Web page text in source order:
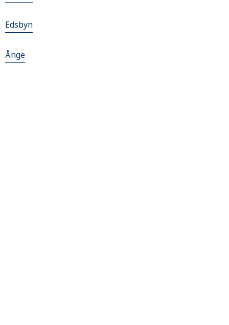
Edsbyn
Ånge